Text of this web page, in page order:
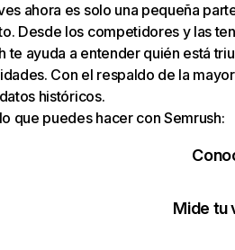
ahora es solo una pequeña
Desde los competidores y las
te ayuda a entender quién está
Con el respaldo de la
históricos.
que puedes hacer con Semrush:
Mide tu